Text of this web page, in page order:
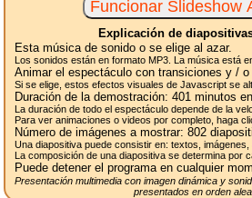
Explicación de
Esta música de sonido o se elige al azar.
Los sonidos están en formato MP3. La música está
Animar el espectáculo con transiciones y / o
Si se elige, estos efectos visuales de Javascript se
Duración de la demostración:401 minutos
La duración de todo el espectáculo depende de la
Para ver animaciones o videos por completo, haga
Número de imágenes a mostrar:802
Una diapositiva puede consistir en: textos,
La composición de una diapositiva se determina por
Puede detener el programa en cualquier
Presentación multimedia con imagen dinámica y
presentados en orden